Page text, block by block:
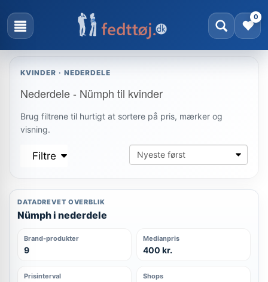
0
KVINDER · NEDERDELE
Nederdele - Nümph til kvinder
Brug filtrene til hurtigt at sortere på pris, mærker og
visning.
Filtre
DATADREVET OVERBLIK
Nümph i nederdele
Brand-produkter
9
Medianpris
400 kr.
Prisinterval Shops